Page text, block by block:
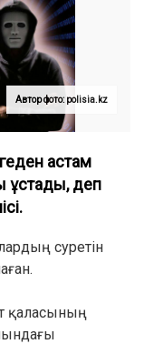
Автор фото: polisia.kz
астам
деп
суретін
қаласының